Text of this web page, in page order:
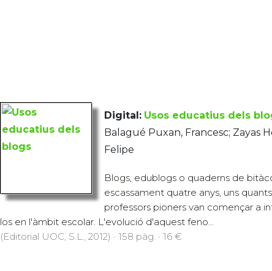
Digital: Usos educatius dels
Balagué Puxan, Francesc; Zayas
Felipe
Blogs, edublogs o quaderns de
escassament quatre anys, uns quants
professors pioners van començar a
los en l'àmbit escolar. L'evolució d'aquest feno...
(Editorial UOC, S.L., 2012) · 158 pàg. · 16 €